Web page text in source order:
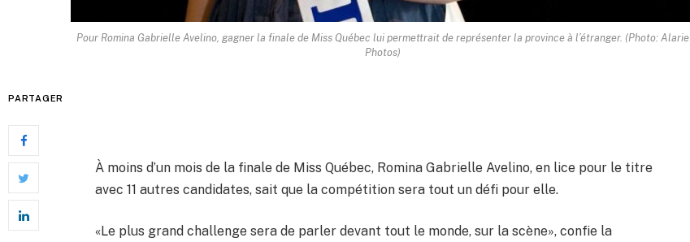
Pour Romina Gabrielle Avelino, gagner la finale de Miss Québec lui permettrait de représenter la province à l’étranger. (Photo: Alarie
Photos)
PARTAGER
À moins d’un mois de la finale de Miss Québec, Romina Gabrielle Avelino, en lice pour le titre
avec 11 autres candidates, sait que la compétition sera tout un défi pour elle.
«Le plus grand challenge sera de parler devant tout le monde, sur la scène», confie la